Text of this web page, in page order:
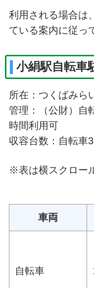
利用される場合は
ている案内に従っ
小絹駅自転車
所在：つくばみら
管理：（公財）自
時間利用可
収容台数：自転車
※表は横スクロー
車両
自転車